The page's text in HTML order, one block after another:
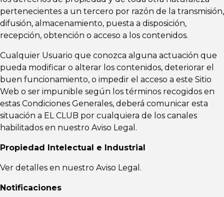
pertenecientes a un tercero por razón de la transmisión,
difusión, almacenamiento, puesta a disposición,
recepción, obtención o acceso a los contenidos.
Cualquier Usuario que conozca alguna actuación que
pueda modificar o alterar los contenidos, deteriorar el
buen funcionamiento, o impedir el acceso a este Sitio
Web o ser impunible según los términos recogidos en
estas Condiciones Generales, deberá comunicar esta
situación a EL CLUB por cualquiera de los canales
habilitados en nuestro Aviso Legal.
Propiedad Intelectual e Industrial
Ver detalles en nuestro Aviso Legal.
Notificaciones